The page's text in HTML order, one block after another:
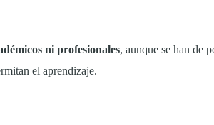
ni profesionales, aunque se han de
el aprendizaje.